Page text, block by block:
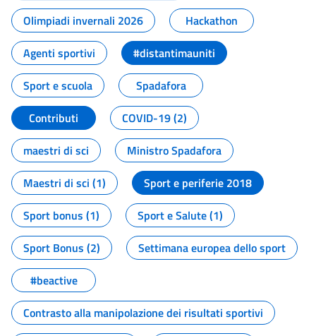
Olimpiadi invernali 2026
Hackathon
Agenti sportivi
#distantimauniti
Sport e scuola
Spadafora
Contributi
COVID-19 (2)
maestri di sci
Ministro Spadafora
Maestri di sci (1)
Sport e periferie 2018
Sport bonus (1)
Sport e Salute (1)
Sport Bonus (2)
Settimana europea dello sport
#beactive
Contrasto alla manipolazione dei risultati sportivi